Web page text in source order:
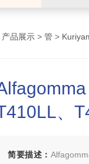
产品展示 > 管 >
、
简要描述：